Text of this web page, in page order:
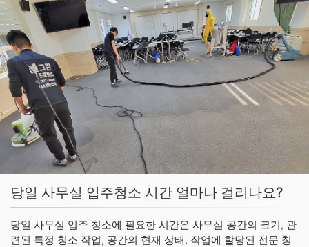
당일 사무실 입주청소 시간 얼마나 걸리나요?
당일 사무실 입주 청소에 필요한 시간은 사무실 공간의 크기, 관
련된 특정 청소 작업, 공간의 현재 상태, 작업에 할당된 전문 청